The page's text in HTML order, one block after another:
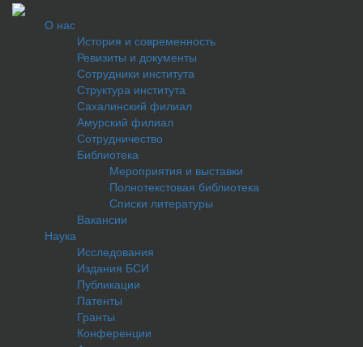
О нас
История и современность
Ревизиты и документы
Сотрудники института
Структура института
Сахалинский филиал
Амурский филиал
Сотрудничество
Библиотека
Мероприятия и выставки
Полнотекстовая библиотека
Списки литературы
Вакансии
Наука
Исследования
Издания БСИ
Публикации
Патенты
Гранты
Конференции